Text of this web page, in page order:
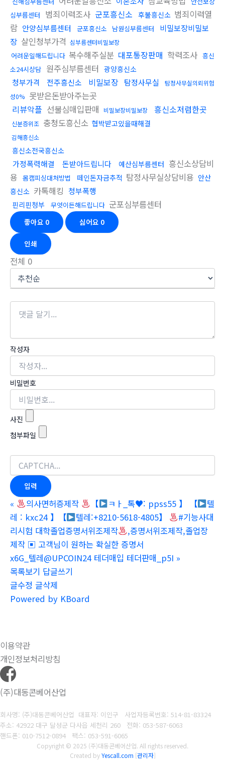
심부름센터
범죄이력조사 군포흥신소 후불흥신소 범죄이력열
람 안양심부름센터 군포흥신소 남원심부름센터
비밀보장비밀보
장 살인청부가격 심부름센터비밀보장
어려운일해드립니다 복수해주실분 대포통장판매 학력조사 흥신
소24시상담 원주심부름센터 광양흥신소
청부가격 전주흥신소 비밀보장 탐정사무실
탐정사무실의뢰위험
성0% 못받은돈받아주는곳
리뷰악플 선불심매입판매 비밀보장비밀보장 흥신소저렴한곳
신분증위조 충청도흥신소 협박받고있을때해결
김해흥신소
흥신소전국흥신소
가정폭력해결 돈받아드립니다 예산심부름센터 흥신소상담비
용 몸캠피싱대처방법 떼인돈자금추적 탐정사무실상담비용 안산
흥신소 카톡해킹 청부폭행
핀리핀청부 무엇이든해드립니다 군포심부름센터
좋아요 0 싫어요 0
인쇄
전체 0
작성자
비밀번호
사진
첨부파일
« 의사면허증제작 【 ㅋㅏ_톡♥: ppss55 】 【
텔
레 : kxc24 】【
텔레:+8210-5618-4805】
#기능사대
리시험 대학졸업증명서위조제작
,증명서위조제작,졸업장
제작 ▣ 고객님이 원하는 확실한 증명서
x6G_텔레@UPCOIN24 테더매입 테더판매_p5I »
목록보기 답글쓰기
글수정 글삭제
Powered by KBoard
이용약관
개인정보처리방침
(주)대동콘베어산업
회사명: (주)대동콘베어산업 대표자: 이인구 사업자등록번호: 514-81-83324
주소: 42922 대구 달성군 다사읍 세천리 260 전화: 053-587-6063
핸드폰: 010-7512-0894
팩스: 053-591-6065
Copyright © 2025 (주)대동콘베어산업. All rights reserved.
Created byYescall.com [관리자]